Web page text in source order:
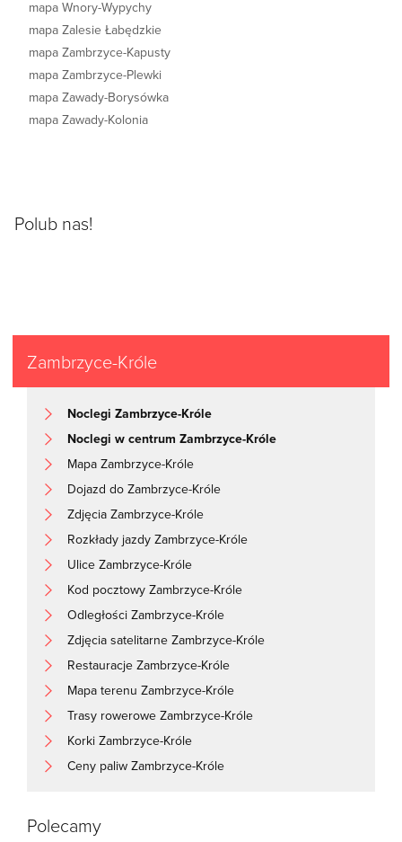
mapa Wnory-Wypychy
mapa Zalesie Łabędzkie
mapa Zambrzyce-Kapusty
mapa Zambrzyce-Plewki
mapa Zawady-Borysówka
mapa Zawady-Kolonia
Polub nas!
Zambrzyce-Króle
Noclegi Zambrzyce-Króle
Noclegi w centrum Zambrzyce-Króle
Mapa Zambrzyce-Króle
Dojazd do Zambrzyce-Króle
Zdjęcia Zambrzyce-Króle
Rozkłady jazdy Zambrzyce-Króle
Ulice Zambrzyce-Króle
Kod pocztowy Zambrzyce-Króle
Odległości Zambrzyce-Króle
Zdjęcia satelitarne Zambrzyce-Króle
Restauracje Zambrzyce-Króle
Mapa terenu Zambrzyce-Króle
Trasy rowerowe Zambrzyce-Króle
Korki Zambrzyce-Króle
Ceny paliw Zambrzyce-Króle
Polecamy